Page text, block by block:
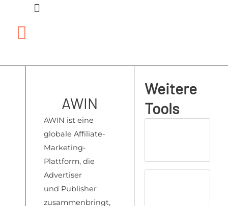
AWIN
AWIN ist eine
globale Affiliate-
Marketing-
Plattform, die
Advertiser
und Publisher
zusammenbringt,
Weitere
Tools